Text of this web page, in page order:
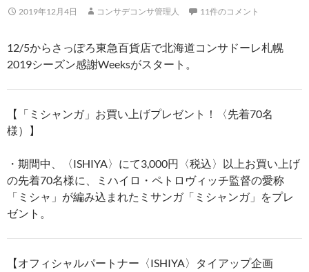
2019年12月4日 コンサデコンサ管理人 11件のコメント
12/5からさっぽろ東急百貨店で北海道コンサドーレ札幌
2019シーズン感謝Weeksがスタート。
【「ミシャンガ」お買い上げプレゼント！〈先着70名
様）】
・期間中、〈ISHIYA〉にて3,000円〈税込〉以上お買い上げ
の先着70名様に、ミハイロ・ペトロヴィッチ監督の愛称
「ミシャ」が編み込まれたミサンガ「ミシャンガ」をプレ
ゼント。
【オフィシャルパートナー〈ISHIYA〉タイアップ企画